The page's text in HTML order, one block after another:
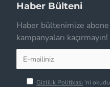
Haber Bülteni
Haber bültenimize
kampanyaları kaçırmayın!
Gizlilik Politikası 'ni